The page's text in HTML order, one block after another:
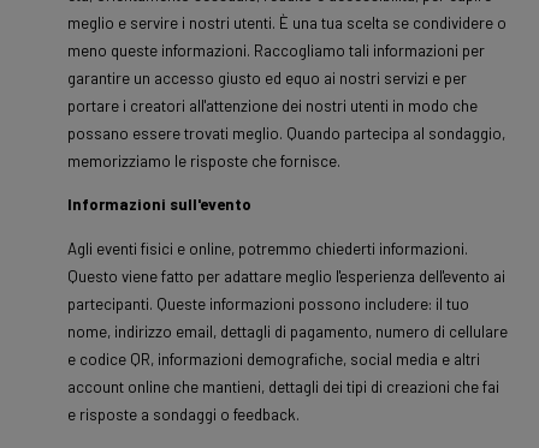
meglio e servire i nostri utenti. È una tua scelta se condividere o
meno queste informazioni. Raccogliamo tali informazioni per
garantire un accesso giusto ed equo ai nostri servizi e per
portare i creatori all'attenzione dei nostri utenti in modo che
possano essere trovati meglio. Quando partecipa al sondaggio,
memorizziamo le risposte che fornisce.
Informazioni sull'evento
Agli eventi fisici e online, potremmo chiederti informazioni.
Questo viene fatto per adattare meglio l'esperienza dell'evento ai
partecipanti. Queste informazioni possono includere: il tuo
nome, indirizzo email, dettagli di pagamento, numero di cellulare
e codice QR, informazioni demografiche, social media e altri
account online che mantieni, dettagli dei tipi di creazioni che fai
e risposte a sondaggi o feedback.